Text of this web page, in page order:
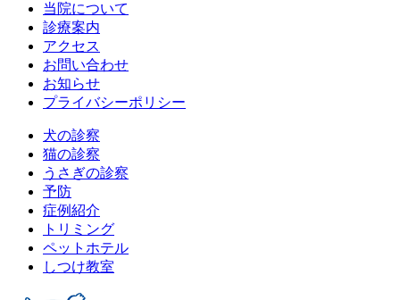
当院について
診療案内
アクセス
お問い合わせ
お知らせ
プライバシーポリシー
犬の診察
猫の診察
うさぎの診察
予防
症例紹介
トリミング
ペットホテル
しつけ教室